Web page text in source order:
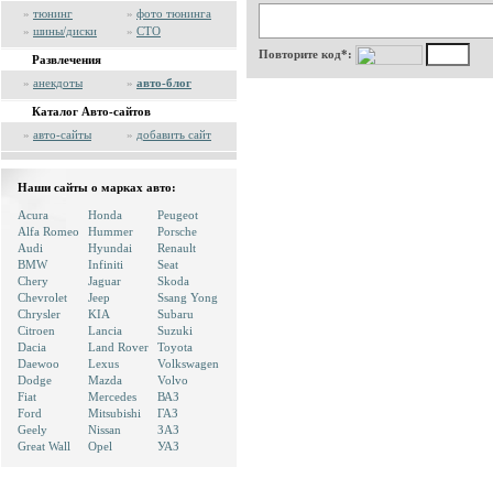
» тюнинг » фото тюнинга
» шины/диски » СТО
Развлечения
» анекдоты » авто-блог
Каталог Авто-сайтов
» авто-сайты » добавить сайт
Наши сайты о марках авто:
Acura
Alfa Romeo
Audi
BMW
Chery
Chevrolet
Chrysler
Citroen
Dacia
Daewoo
Dodge
Fiat
Ford
Geely
Great Wall
Honda
Hummer
Hyundai
Infiniti
Jaguar
Jeep
KIA
Lancia
Land Rover
Lexus
Mazda
Mercedes
Mitsubishi
Nissan
Opel
Peugeot
Porsche
Renault
Seat
Skoda
Ssang Yong
Subaru
Suzuki
Toyota
Volkswagen
Volvo
ВАЗ
ГАЗ
ЗАЗ
УАЗ
Повторите код*: